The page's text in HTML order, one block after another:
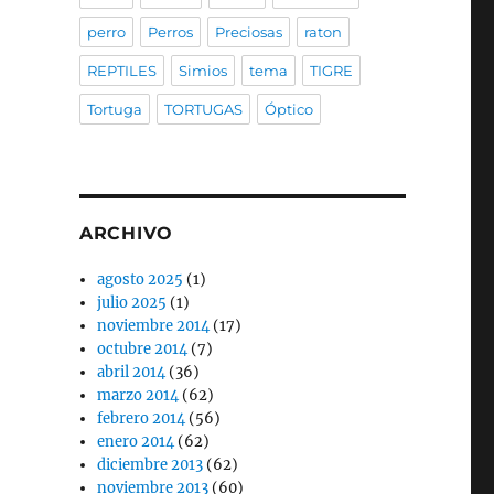
perro Perros Preciosas raton
REPTILES Simios tema TIGRE
Tortuga TORTUGAS Óptico
ARCHIVO
agosto 2025 (1)
julio 2025 (1)
noviembre 2014(17)
octubre 2014(7)
abril 2014(36)
marzo 2014(62)
febrero 2014(56)
enero 2014(62)
diciembre 2013 (62)
noviembre 2013 (60)